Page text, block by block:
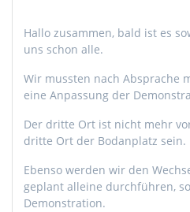
Hallo zusammen, bald ist es
uns schon alle.
Wir mussten nach Absprache
eine Anpassung der
Der dritte Ort ist nicht mehr
dritte Ort der Bodanplatz sein.
Ebenso werden wir den
geplant alleine durchführen,
Demonstration.